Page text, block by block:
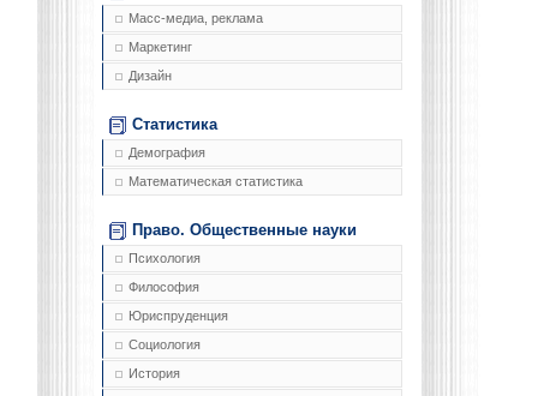
Масс-медиа, реклама
Маркетинг
Дизайн
Статистика
Демография
Математическая статистика
Право. Общественные науки
Психология
Философия
Юриспруденция
Социология
История